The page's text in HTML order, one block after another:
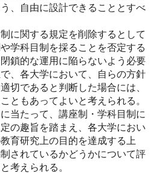
、自由に設計できることとすべ
に関する規定を削除するとして
学科目制を採ることを否定する
鎖的な運用に陥らないよう必要
、各大学において、自らの方針
切であると判断した場合には、
ともあってよいと考えられる。
当たって、講座制・学科目制に
の趣旨を踏まえ、各大学におい
育研究上の目的を達成する上
されているかどうかについて評
考えられる。